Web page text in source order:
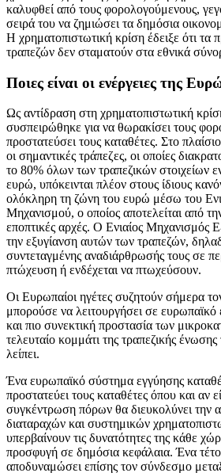
καλυφθεί από τους φορολογούμενους,
σειρά του να ζημιώσει τα δημόσια
Η χρηματοπιστωτική κρίση έδειξε ότι τα
τραπεζών δεν σταματούν στα εθνικά
Ποιες είναι οι ενέργειες της
Ως αντίδραση στη χρηματοπιστωτική
συσπειρώθηκε για να θωρακίσει τους
προστατεύσει τους καταθέτες. Στο
οι σημαντικές τράπεζες, οι οποίες
το 80% όλων των τραπεζικών στοιχείων
ευρώ, υπόκεινται πλέον στους ίδιους
ολόκληρη τη ζώνη του ευρώ μέσω του
Μηχανισμού, ο οποίος αποτελείται από
εποπτικές αρχές. Ο Ενιαίος Μηχανισμός
την εξυγίανση αυτών των τραπεζών,
συντεταγμένης αναδιάρθρωσής τους σε
πτώχευση ή ενδέχεται να πτωχεύσουν.
Οι Ευρωπαίοι ηγέτες συζητούν σήμερα
μπορούσε να λειτουργήσει σε ευρωπαϊκό
και πιο συνεκτική προστασία των
τελευταίο κομμάτι της τραπεζικής
λείπει.
Ένα ευρωπαϊκό σύστημα εγγύησης
προστατεύει τους καταθέτες όπου και αν
συγκέντρωση πόρων θα διευκολύνει την
διαταραχών και συστημικών
υπερβαίνουν τις δυνατότητες της κάθε
προσφυγή σε δημόσια κεφάλαια. Ένα
αποδυναμώσει επίσης τον σύνδεσμο